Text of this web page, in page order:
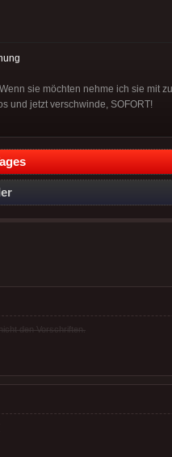
sie möchten nehme ich sie mit
und jetzt verschwinde, SOFORT!
den Vorschriften.